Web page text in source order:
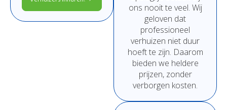
ons nooitte veel. Wij
geloven dat
professioneel
verhuizen niet duur
hoeftte zijn. Daarom
bieden we heldere
prijzen, zonder
verborgen kosten.